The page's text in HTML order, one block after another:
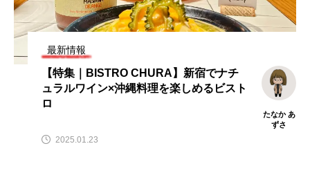
【hibana編集部注目！】飲食店
経営＆フードビジネス専用の商
品・サービス紹介｜2026年8月版
2026.08.07
【2026年最新】注目の飲食店フ
最新情報
【特集｜BISTRO CHURA】新宿でナチ
ュラルワイン×沖縄料理を楽しめるビスト
ロ
たなか あ
ずさ
2025.01.23